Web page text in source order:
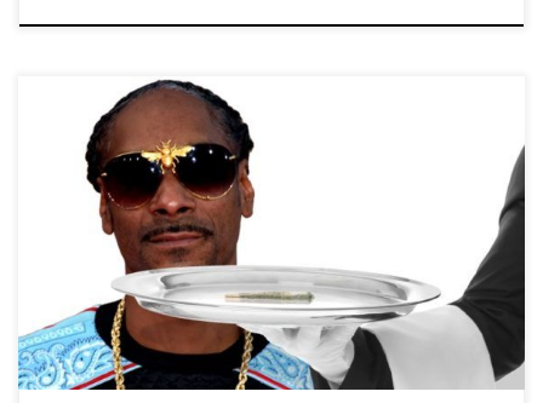
Amerykański raper Snoop Dogg jest znany na całym świecie ze
swojego niezwykłego stylu życia, czyli z palenia marihuany. W
międzyczasie może sobie pozwolić na to, by wszędzie
pokazywać się z jointem w ustach. Widziano go już nawet przed
domem amerykańskiego prezydenta, Białym Domem w
Waszyngtonie. Byłbyś bardziej zdziwiony, gdybyś kiedykolwiek
spotkał go bez jointa. Konsumpcja marihuany należy już po
prostu […]